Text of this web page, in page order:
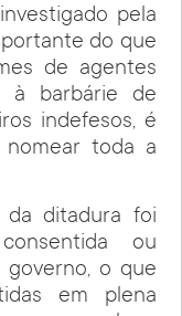
pela
do que
de agentes
à barbárie de
indefesos, é
toda a
ditadura foi
ou
o que
em plena